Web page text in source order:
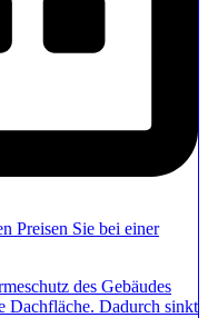
Preisen Sie bei einer
des Gebäudes
Dachfläche. Dadurch sinkt